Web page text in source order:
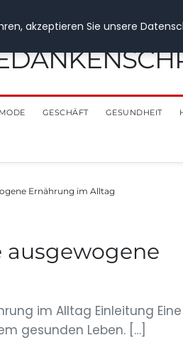
GESCHÄFT GESUNDHEIT
Ernährung im Alltag
ausgewogene
im Alltag Einleitung Eine
gesunden Leben. […]
akzeptieren Sie unsere